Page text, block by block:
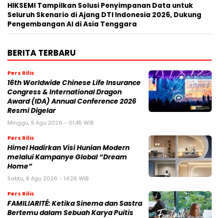
HIKSEMI Tampilkan Solusi Penyimpanan Data untuk
Seluruh Skenario di Ajang DTI Indonesia 2026, Dukung
Pengembangan AI di Asia Tenggara
BERITA TERBARU
Pers Rilis
16th Worldwide Chinese Life Insurance
Congress & International Dragon
Award (IDA) Annual Conference 2026
Resmi Digelar
Minggu, 9 Agu 2026 - 01:45 WIB
Pers Rilis
Himel Hadirkan Visi Hunian Modern
melalui Kampanye Global “Dream
Home”
Sabtu, 8 Agu 2026 - 14:26 WIB
Pers Rilis
FAMILIARITÉ: Ketika Sinema dan Sastra
Bertemu dalam Sebuah Karya Puitis